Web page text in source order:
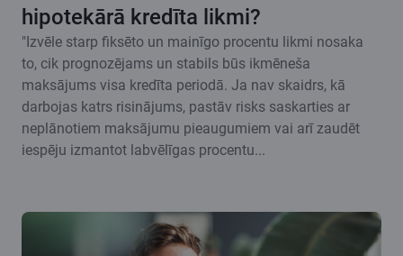
hipotekārā kredīta likmi?
"Izvēle starp fiksēto un mainīgo procentu likmi nosaka
to, cik prognozējams un stabils būs ikmēneša
maksājums visa kredīta periodā. Ja nav skaidrs, kā
darbojas katrs risinājums, pastāv risks saskarties ar
neplānotiem maksājumu pieaugumiem vai arī zaudēt
iespēju izmantot labvēlīgas procentu...